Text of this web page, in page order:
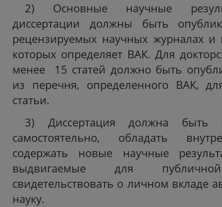
2) Основные научные
диссертации должны быть
рецензируемых научных журналах и
которых определяет ВАК. Для
менее 15 статей должно быть
из перечня, определенного ВАК,
статьи.
3) Диссертация должна быть
самостоятельно, обладать
содержать новые научные
выдвигаемые для
свидетельствовать о личном вкладе
науку.